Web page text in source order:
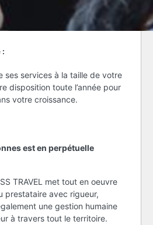
:
ses services à la taille de votre
disposition toute l’année pour
votre croissance.
est en perpétuelle
TRAVEL met tout en oeuvre
prestataire avec rigueur,
une gestion humaine
à travers tout le territoire.